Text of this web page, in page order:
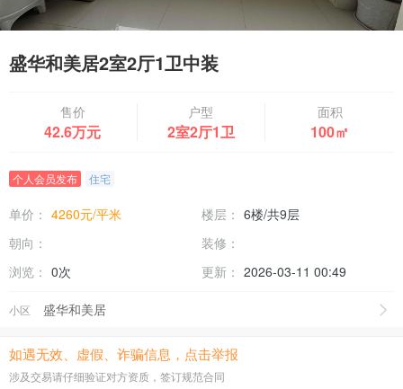
盛华和美居2室2厅1卫中装
售价
42.6万元
户型
2室2厅1卫
面积
100㎡
个人会员发布 住宅
单价： 4260元/平米 楼层： 6楼/共9层
朝向：
装修：
浏览： 0次 更新： 2026-03-11 00:49
小区 盛华和美居
如遇无效、虚假、诈骗信息，点击举报
涉及交易请仔细验证对方资质，签订规范合同